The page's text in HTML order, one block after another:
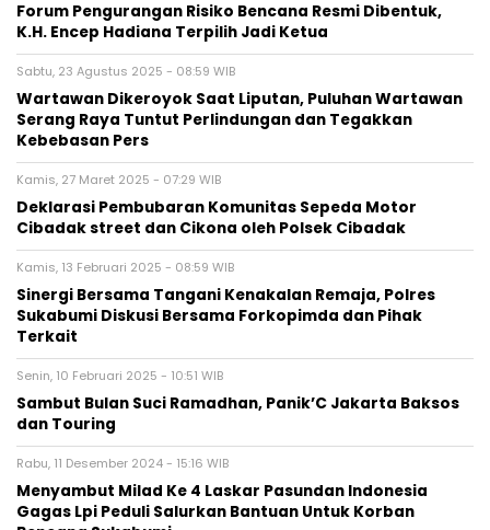
Forum Pengurangan Risiko Bencana Resmi Dibentuk,
K.H. Encep Hadiana Terpilih Jadi Ketua
Sabtu, 23 Agustus 2025 - 08:59 WIB
Wartawan Dikeroyok Saat Liputan, Puluhan Wartawan
Serang Raya Tuntut Perlindungan dan Tegakkan
Kebebasan Pers
Kamis, 27 Maret 2025 - 07:29 WIB
Deklarasi Pembubaran Komunitas Sepeda Motor
Cibadak street dan Cikona oleh Polsek Cibadak
Kamis, 13 Februari 2025 - 08:59 WIB
Sinergi Bersama Tangani Kenakalan Remaja, Polres
Sukabumi Diskusi Bersama Forkopimda dan Pihak
Terkait
Senin, 10 Februari 2025 - 10:51 WIB
Sambut Bulan Suci Ramadhan, Panik’C Jakarta Baksos
dan Touring
Rabu, 11 Desember 2024 - 15:16 WIB
Menyambut Milad Ke 4 Laskar Pasundan Indonesia
Gagas Lpi Peduli Salurkan Bantuan Untuk Korban